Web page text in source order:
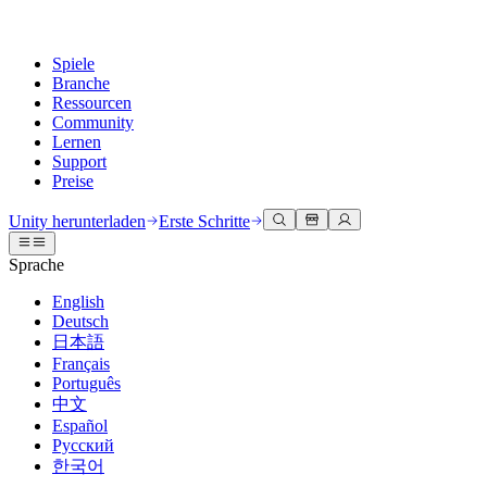
Spiele
Branche
Ressourcen
Community
Lernen
Support
Preise
Unity Engine
Erstellen Sie 2D- und 3D-Spiele für jede Plattform
Zusammenarbeit
Schnell mit Ihrem Team zusammenarbeiten und iterieren
Unity herunterladen
Abonnements und Preise
Bereitstellen
Multiplattform
3D-Zusammenarbeit
Erstellen und überprüfen Sie 3D-Projekte in Echtzeit
Immersive Schulung
In immersiven Umgebungen trainieren
Kundenerlebnisse
Interaktive 3D-Erlebnisse erstellen
Branchen
Fertigung
Dokumentation
Entwicklertools
Versionsfreigaben und Fehlerverfolgung
Roadmap
Bevorstehende Funktionen überprüfen
Glossar
Diskussionen
Veranstaltungen
Globale und lokale Veranstaltungen
Gemeinschaftsgeschichten
Made with Unity
Präsentation von Unity-Schöpfern
Unity Learn
Meistern Sie Unity-Fähigkeiten kostenlos
Professionelles Training
Verbessern Sie Ihr Team mit Unity-Trainern
Neu bei Unity
Erste Schritte
Beginnen Sie noch heute mit dem Lernen
Unity Essential Pathways
Hilfe erhalten
Wir helfen Ihnen, mit Unity erfolgreich zu sein
Erfolgspläne
Erreichen Sie Ihre Ziele schneller mit Expertenunterstützung
FAQ
Antworten auf häufige Fragen
Kontakt aufnehmen
Verbinden Sie sich mit unserem Team
Unity herunterladen Erste Schritte
Sprache
English
Deutsch
日本語
Français
Português
中文
Español
Русский
한국어